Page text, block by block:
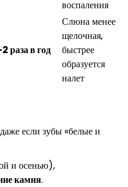
воспаления
раза в год
Слюна менее
щелочная,
быстрее
образуется
налет
если зубы «белые и
и осенью),
камня.